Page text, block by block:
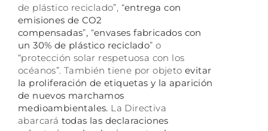
de plástico reciclado”, “entrega con
emisiones de CO2
compensadas”, “envases fabricados con
un 30% de plástico reciclado” o
“protección solar respetuosa con los
océanos”. También tiene por objeto evitar
la proliferación de etiquetas y la aparición
de nuevos marchamos
medioambientales. La Directiva
abarcará todas las declaraciones